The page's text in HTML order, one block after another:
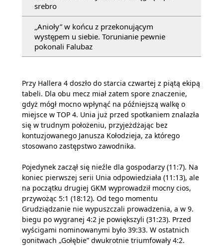
srebro
„Anioły” w końcu z przekonującym
występem u siebie. Torunianie pewnie
pokonali Falubaz
Przy Hallera 4 doszło do starcia czwartej z piątą ekipą
tabeli. Dla obu mecz miał zatem spore znaczenie,
gdyż mógł mocno wpłynąć na późniejszą walkę o
miejsce w TOP 4. Unia już przed spotkaniem znalazła
się w trudnym położeniu, przyjeżdżając bez
kontuzjowanego Janusza Kołodzieja, za którego
stosowano zastępstwo zawodnika.
Pojedynek zaczął się nieźle dla gospodarzy (11:7). Na
koniec pierwszej serii Unia odpowiedziała (11:13), ale
na początku drugiej GKM wyprowadził mocny cios,
przywożąc 5:1 (18:12). Od tego momentu
Grudziądzanie nie wypuszczali prowadzenia, a w 9.
biegu po wygranej 4:2 je powiększyli (31:23). Przed
wyścigami nominowanymi było 39:33. W ostatnich
gonitwach „Gołębie” dwukrotnie triumfowały 4:2.